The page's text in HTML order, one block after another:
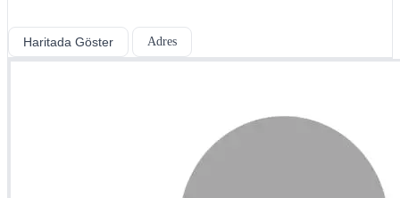
Haritada Göster Adres